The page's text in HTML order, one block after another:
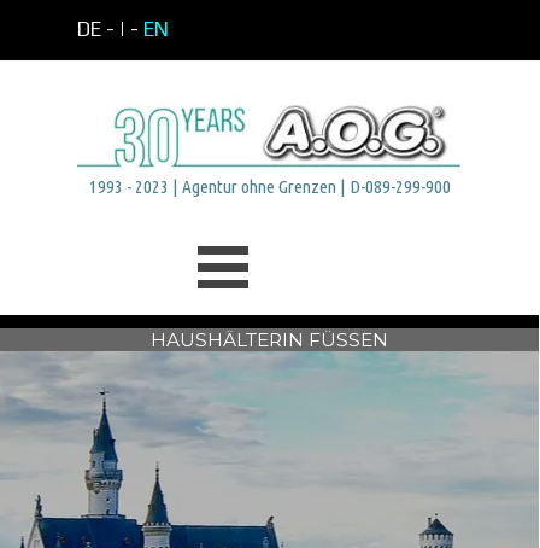
DE - | - EN
1993 - 2023 | Agentur ohne Grenzen | D-089-299-900
HAUSHÄLTERIN FÜSSEN